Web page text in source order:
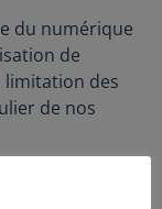
du numérique
de
limitation des
de nos